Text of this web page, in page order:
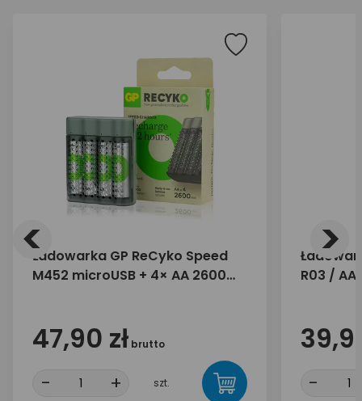
Ładowarka GP ReCyko Speed
M452 microUSB + 4× AA 2600
47,90 zł brutto
- + szt.
R03 /
-
< >